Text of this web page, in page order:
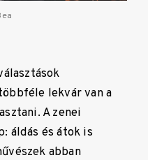
lekvár van a
A zenei
áldás és átok is
abban